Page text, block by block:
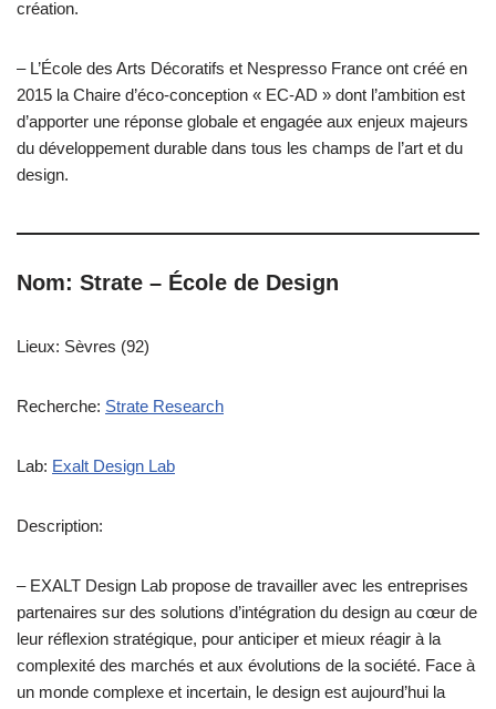
création.
– L’École des Arts Décoratifs et Nespresso France ont créé en
2015 la Chaire d’éco-conception « EC-AD » dont l’ambition est
d’apporter une réponse globale et engagée aux enjeux majeurs
du développement durable dans tous les champs de l’art et du
design.
Nom: Strate – École de Design
Lieux: Sèvres (92)
Recherche: Strate Research
Lab: Exalt Design Lab
Description:
– EXALT Design Lab propose de travailler avec les entreprises
partenaires sur des solutions d’intégration du design au cœur de
leur réflexion stratégique, pour anticiper et mieux réagir à la
complexité des marchés et aux évolutions de la société. Face à
un monde complexe et incertain, le design est aujourd’hui la